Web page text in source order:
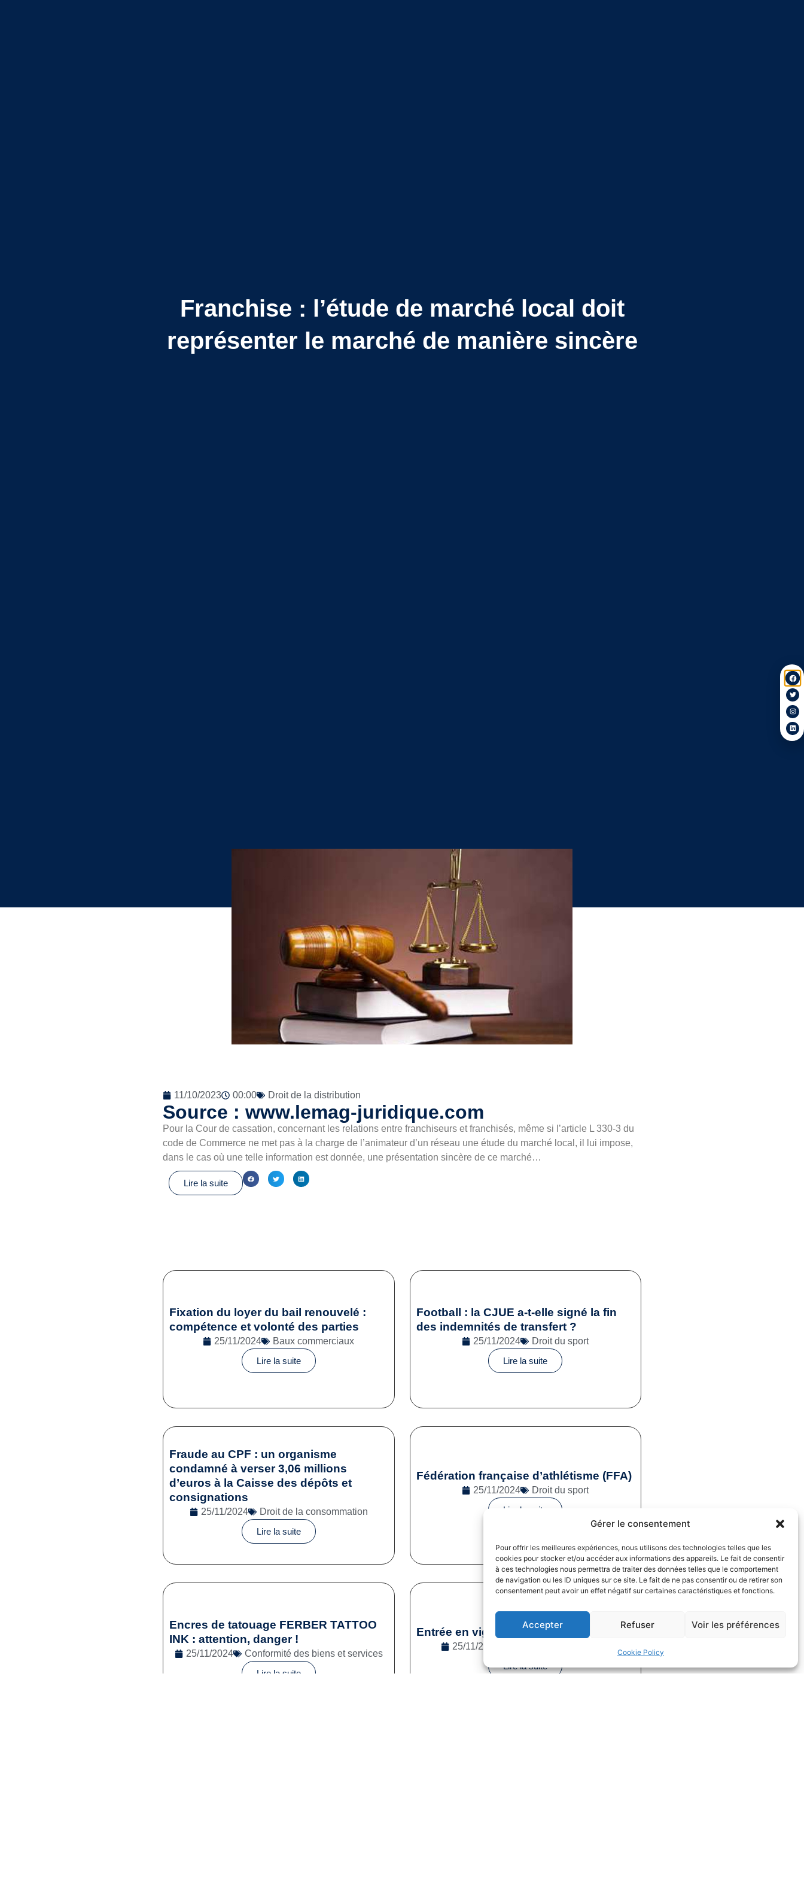
Gérer le consentement
Pour offrir les meilleures expériences, nous utilisons des technologies telles que les
cookies pour stocker et/ou accéder aux informations des appareils. Le fait de consentir
à ces technologies nous permettra de traiter des données telles que le comportement
de navigation ou les ID uniques sur ce site. Le fait de ne pas consentir ou de retirer son
consentement peut avoir un effet négatif sur certaines caractéristiques et fonctions.
Accepter Refuser Voir les préférences
Cookie Policy
Franchise : l’étude de marché local doit
représenter le marché de manière sincère
11/10/2023 00:00 Droit de la distribution
Source : www.lemag-juridique.com
Pour la Cour de cassation, concernant les relations entre franchiseurs et franchisés, même si l’article L 330-3 du
code de Commerce ne met pas à la charge de l’animateur d’un réseau une étude du marché local, il lui impose,
dans le cas où une telle information est donnée, une présentation sincère de ce marché…
Lire la suite
Fixation du loyer du bail renouvelé :
compétence et volonté des parties
25/11/2024
Baux commerciaux
Lire la suite
Football : la CJUE a-t-elle signé la fin
des indemnités de transfert ?
25/11/2024
Droit du sport
Lire la suite
Fraude au CPF : un organisme
condamné à verser 3,06 millions
d’euros à la Caisse des dépôts et
consignations
25/11/2024
Droit de la consommation
Lire la suite
Fédération française d’athlétisme (FFA)
25/11/2024
Droit du sport
Lire la suite
Encres de tatouage FERBER TATTOO
INK : attention, danger !
25/11/2024
Conformité des biens et services
Lire la suite
Entrée en vigueur de la loi Égalim 3
25/11/2024
Lire la suite